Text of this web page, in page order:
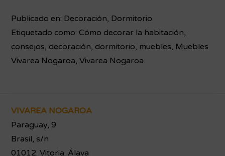
Publicado en: Decoración, Dormitorio
Etiquetado como: Cómo decorar la habitación,
consejos, decoración, dormitorio, muebles, Muebles
Vivarea Nogaroa,Vivarea Nogaroa
Footer
VIVAREA NOGAROA
Paraguay, 9
Brasil, s/n
01012. Vitoria. Álava